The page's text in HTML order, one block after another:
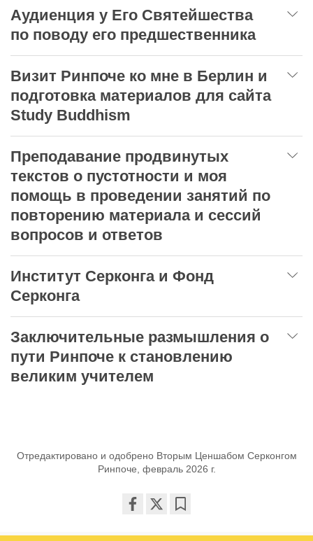
Аудиенция у Его Святейшества
по поводу его предшественника
Визит Ринпоче ко мне в Берлин и
подготовка материалов для сайта
Study Buddhism
Преподавание продвинутых
текстов о пустотности и моя
помощь в проведении занятий по
повторению материала и сессий
вопросов и ответов
Институт Серконга и Фонд
Серконга
Заключительные размышления о
пути Ринпоче к становлению
великим учителем
Отредактировано и одобрено Вторым Ценшабом Серконгом
Ринпоче, февраль 2026 г.
on